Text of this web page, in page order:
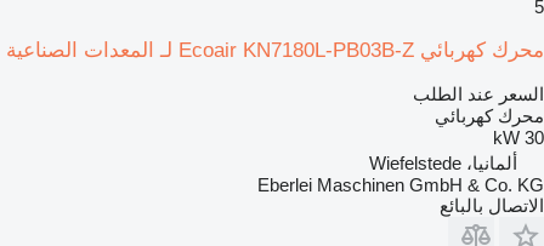
5
محرك كهربائي Ecoair KN7180L-PB03B-Z لـ المعدات الصناعية
السعر عند الطلب
محرك كهربائي
30 kW
ألمانيا، Wiefelstede
Eberlei Maschinen GmbH & Co. KG
الاتصال بالبائع